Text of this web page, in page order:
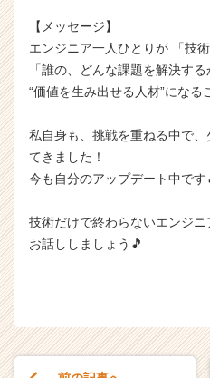
【メッセージ】
エンジニア一人ひとりが 「技
「誰の、どんな課題を解決する
“価値を生み出せる人材”になる
私自身も、挑戦を重ねる中で
てきました！
今も自分のアップデート中です
技術だけで終わらないエンジ
お話ししましょう🎵